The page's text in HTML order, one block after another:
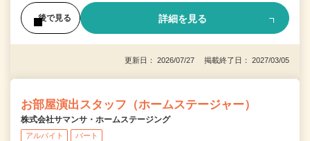
後で見る 詳細を見る
更新日： 2026/07/27 掲載終了日： 2027/03/05
お部屋演出スタッフ（ホームステージャー）
株式会社サマンサ・ホームステージング
アルバイト パート